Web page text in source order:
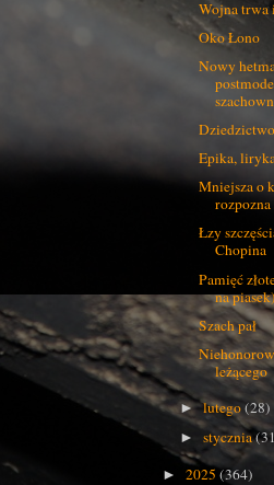
Wojna trwa
Oko Łono
Nowy
Epika,
Mniejsza o
Łzy
Chopina
Pamięć
na
Szach pał
leżącego
►lutego(28)
►stycznia
► 2025 (364)